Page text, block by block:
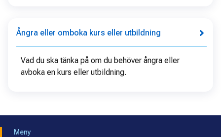
Ångra eller omboka kurs eller utbildning
Vad du ska tänka på om du behöver ångra eller
avboka en kurs eller utbildning.
Meny